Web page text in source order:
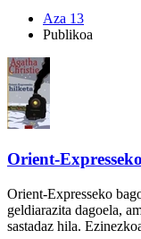
Aza 13
Publikoa
Orient-
Orient-Expresseko
geldiarazita dagoela,
sastadaz hila.